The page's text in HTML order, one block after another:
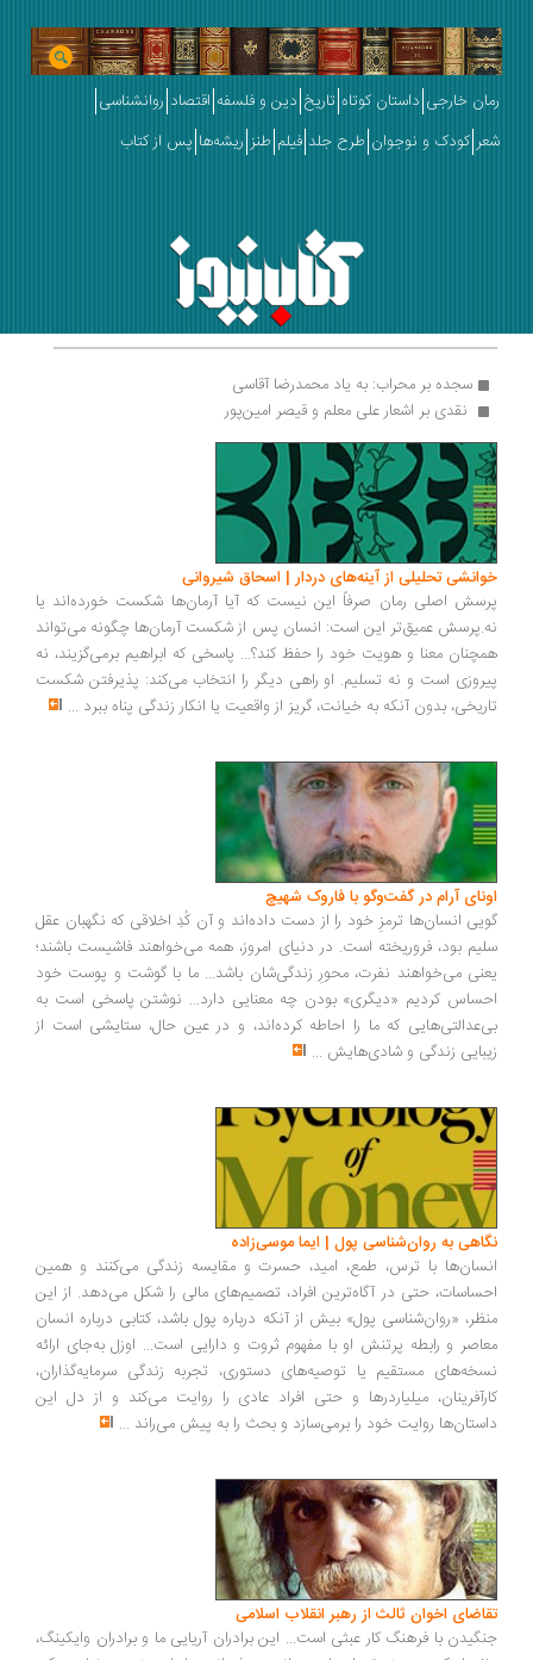
رمان خارجی داستان کوتاه تاریخ دین و فلسفه اقتصاد روانشناسی
شعر کودک و نوجوان طرح جلد فیلم طنز ریشه‌ها پس از کتاب
سجده بر محراب: به یاد محمدرضا آقاسی
نقدی بر اشعار علی معلم و قیصر امین‌پور
خوانشی تحلیلی از آینه‌های دردار | اسحاق شیروانی
پرسش اصلی رمان صرفاً این نیست که آیا آرمان‌ها شکست خورده‌اند یا
نه.پرسش عمیق‌تر این است: انسان پس از شکست آرمان‌ها چگونه می‌تواند
همچنان معنا و هویت خود را حفظ کند؟... پاسخی که ابراهیم برمی‌گزیند، نه
پیروزی است و نه تسلیم. او راهی دیگر را انتخاب می‌کند: پذیرفتن شکست
تاریخی، بدون آنکه به خیانت، گریز از واقعیت یا انکار زندگی پناه ببرد ...
اونای آرام در گفت‌وگو با فاروک شهیچ‭
گویی انسان‌ها ترمزِ خود را از دست داده‌اند و آن کُدِ اخلاقی که نگهبان عقل
سلیم بود، فروریخته است. در دنیای امروز، همه می‌خواهند فاشیست باشند؛
یعنی می‌خواهند نفرت، محورِ زندگی‌شان باشد... ما با گوشت و پوست خود
احساس کردیم «دیگری» بودن چه معنایی دارد... نوشتن پاسخی است به
بی‌عدالتی‌هایی که ما را احاطه کرده‌اند، و در عین حال، ستایشی است از
زیبایی زندگی و شادی‌هایش ...
نگاهی به روان‌شناسی پول | ایما موسی‌زاده
انسان‌ها با ترس، طمع، امید، حسرت و مقایسه زندگی می‌کنند و همین
احساسات، حتی در آگاه‌ترین افراد، تصمیم‌های مالی را شکل می‌دهد. از این
منظر، «روان‌شناسی پول» بیش از آنکه درباره پول باشد، کتابی درباره انسان
معاصر و رابطه پرتنش او با مفهوم ثروت و دارایی است... اوزل به‌جای ارائه
نسخه‌های مستقیم یا توصیه‌های دستوری، تجربه زندگی سرمایه‌گذاران،
کارآفرینان، میلیاردرها و حتی افراد عادی را روایت می‌کند و از دل این
داستان‌ها روایت خود را برمی‌سازد و بحث را به پیش می‌راند ...
تقاضای اخوان ثالث از رهبر انقلاب اسلامی
جنگیدن با فرهنگ کار عبثی است... این برادران آریایی ما و برادران وایکینگ،